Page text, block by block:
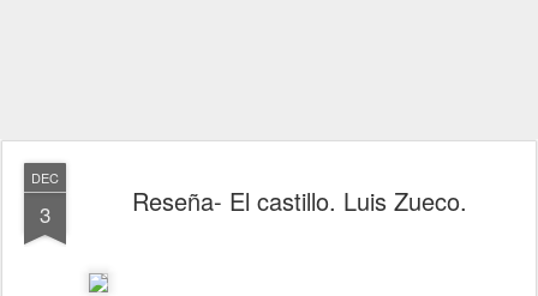
DEC
3 Reseña- El castillo. Luis Zueco.